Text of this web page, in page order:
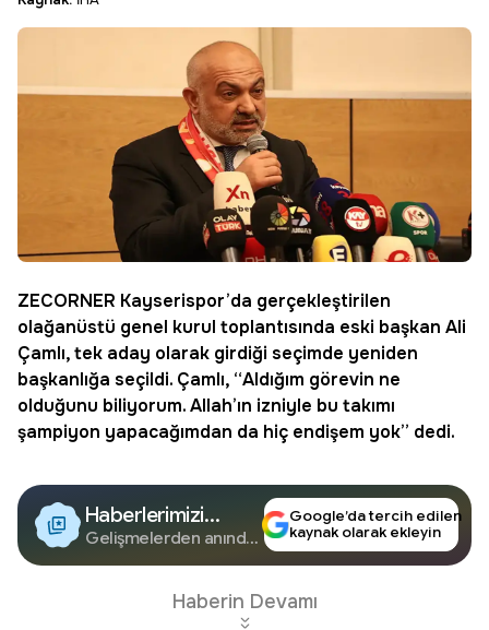
ZECORNER Kayserispor’da gerçekleştirilen
olağanüstü genel kurul toplantısında eski başkan Ali
Çamlı, tek aday olarak girdiği seçimde yeniden
başkanlığa seçildi. Çamlı, “Aldığım görevin ne
olduğunu biliyorum. Allah’ın izniyle bu takımı
şampiyon yapacağımdan da hiç endişem yok” dedi.
Haberlerimizi
Google'da Takip
Edin
Gelişmelerden anında
Google’da tercih edilen
kaynak olarak ekleyin
Haberin Devamı